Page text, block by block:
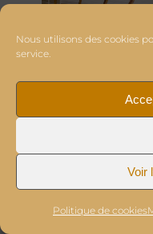
Nous utilisons des cookies
service.
Voir
Politique de cookies